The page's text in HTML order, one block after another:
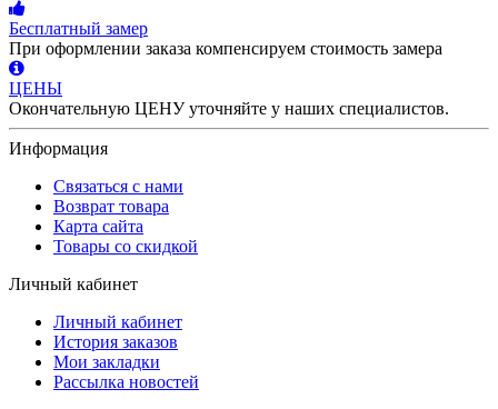
Бесплатный замер
При оформлении заказа компенсируем стоимость замера
ЦЕНЫ
Окончательную ЦЕНУ уточняйте у наших специалистов.
Информация
Связаться с нами
Возврат товара
Карта сайта
Товары со скидкой
Личный кабинет
Личный кабинет
История заказов
Мои закладки
Рассылка новостей